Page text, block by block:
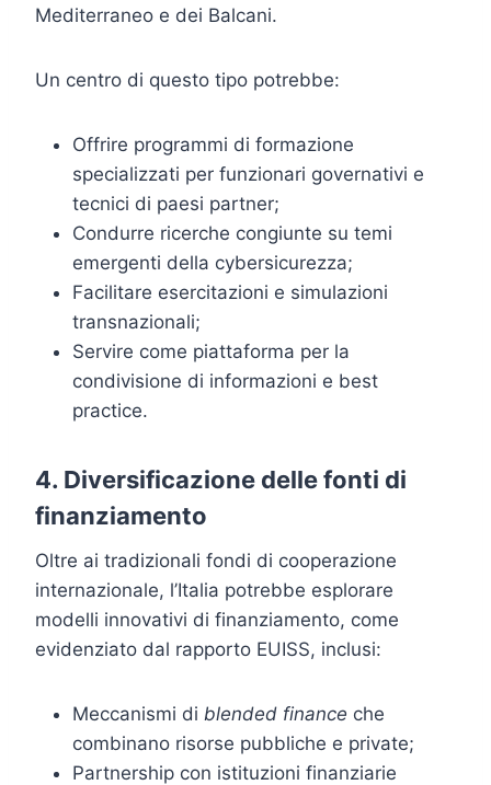
Mediterraneo e dei Balcani.
Un centro di questo tipo potrebbe:
Offrire programmi di formazione
specializzati per funzionari governativi e
tecnici di paesi partner;
Condurre ricerche congiunte su temi
emergenti della cybersicurezza;
Facilitare esercitazioni e simulazioni
transnazionali;
Servire come piattaforma per la
condivisione di informazioni e best
practice.
4. Diversificazione delle fonti di
finanziamento
Oltre ai tradizionali fondi di cooperazione
internazionale, l’Italia potrebbe esplorare
modelli innovativi di finanziamento, come
evidenziato dal rapporto EUISS, inclusi:
Meccanismi di blended finance che
combinano risorse pubbliche e private;
Partnership con istituzioni finanziarie